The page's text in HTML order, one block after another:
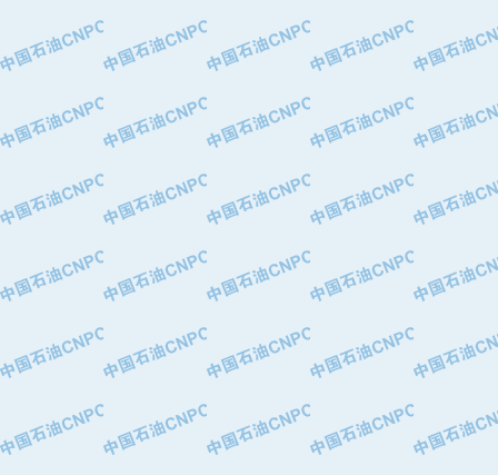
·中国石油辽阳石油化纤公司
·托肯恒山科技（广州）有限公司
·大庆油田飞马有限公司
·大庆油田有限责任公司
·中国石油华北油田公司
·中国石油锦西石化分公司
·天津钢管集团股份有限公司
·深圳市肯多斯实业发展有限公司
·山东墨龙石油机械股份有限公司
·瓦卢瑞克.曼内斯曼石油专用管（德
·无锡西姆莱斯石油专用管制造有限公
·武汉钢铁（集团）公司
·太原钢铁(集团)有限公司
·马鞍山钢铁股份有限公司